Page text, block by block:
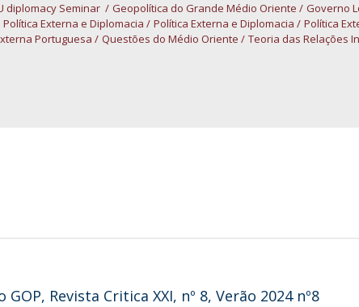
diplomacy Seminar Geopolítica do Grande Médio Oriente Governo
Política Externa e Diplomacia Política Externa e Diplomacia Política
Portuguesa Questões do Médio Oriente Teoria das Relações
Revista Critica XXI, nº 8, Verão 2024 nº8